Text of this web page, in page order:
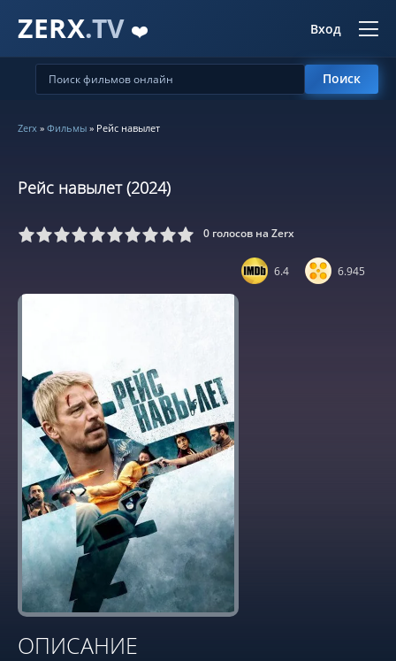
ZERX.TV ❤️ Вход
Поиск
Zerx » Фильмы » Рейс навылет
Рейс навылет (2024)
6 7 8 9 10 0 голосов на Zerx
6.4 6.945
ОПИСАНИЕ